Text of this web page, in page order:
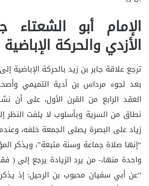
الإمام أبو الشعتاء
الأزدي والحركة الإباضية
ترجع علاقة جابر بن زيد بالحركة الإباضية
بعد لجوء مرداس بن أدية التميمي
العقد الرابع من القرن الأول، على
نطاق من السرية وبأسلوب لا يلفت النظر
زياد على البصرة يصلى الجمعة خلفه،
“إنها صلاة جماعة وسنة متبعة”، ويذكر
واحدة منها،- من يرد الزيادة يرجع إلى (
“عن أبي سفيان محبوب بن الرحيل: إذ